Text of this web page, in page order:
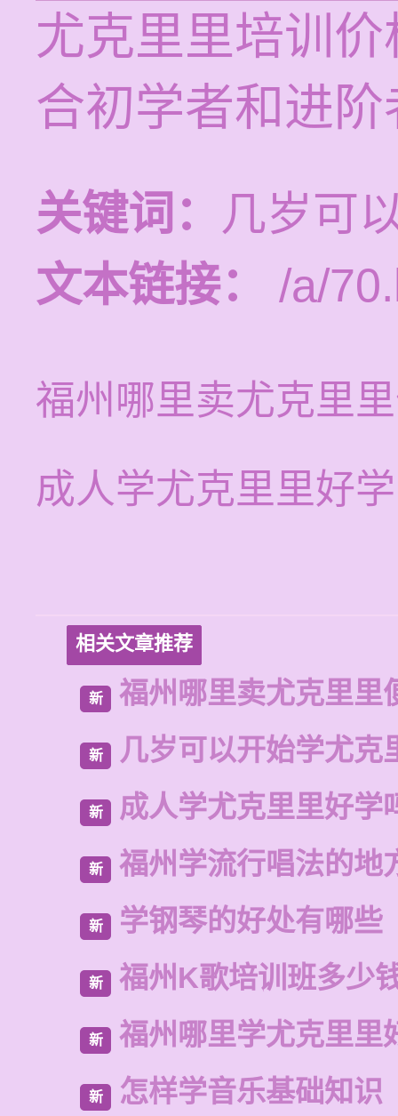
尤克里里培训
合初学者和进阶
关键词： 几岁可
文本链接：
/a/
福州哪里卖尤克里
成人学尤克里里好
相关文章推荐
新 福州哪里卖尤克里里
新 几岁可以开始学尤克
新 成人学尤克里里好学
新 福州学流行唱法的地
新 学钢琴的好处有哪些
新 福州K歌培训班多少
新 福州哪里学尤克里里
新 怎样学音乐基础知识